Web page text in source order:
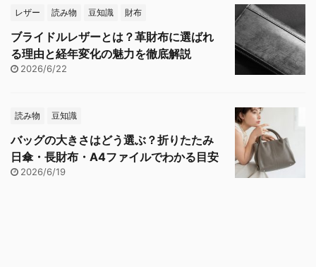
レザー 読み物 豆知識 財布
ブライドルレザーとは？革財布に選ばれ
る理由と経年変化の魅力を徹底解説
2026/6/22
読み物 豆知識
バッグの大きさはどう選ぶ？折りたたみ
日傘・長財布・A4ファイルでわかる目安
2026/6/19